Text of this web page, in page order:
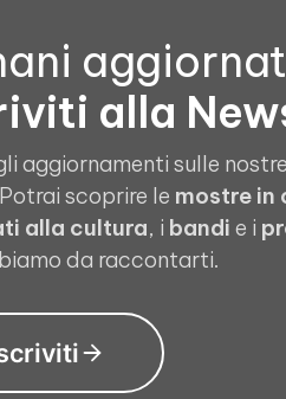
alla
aggiornamenti sulle
scoprire le mostre in
alla cultura, i bandi e i
da raccontarti.